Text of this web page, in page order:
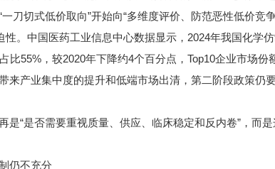
刀切式低价取向”开始向“多维度评价、防范恶性低价竞争
。中国医药工业信息中心数据显示，2024年我国化学
比55%，较2020年下降约4个百分点，Top10企业市场
来产业集中度的提升和低端市场出清，第二阶段政策仍
“是否需要重视质量、供应、临床稳定和反内卷”，而
仍不充分